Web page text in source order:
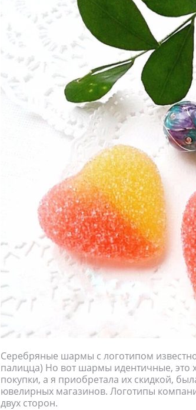
Серебряные шармы с логотипом
палицца) Но вот шармы идентичные, это
покупки, а я приобретала их скидкой,
ювелирных магазинов. Логотипы
двух сторон.